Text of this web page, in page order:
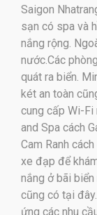
Saigon
sạn có spa và
nắng rộng.
nước.Các
quát ra biển.
két an toàn
cung cấp Wi-Fi
and Spa cách
Cam Ranh
xe đạp để
nắng ở bãi
cũng có tại
ứng các nhu